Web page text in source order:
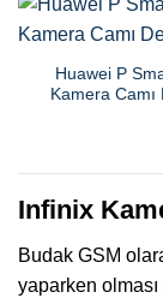
Huawei P
Kamera Camı
Infinix
Budak GSM
yaparken